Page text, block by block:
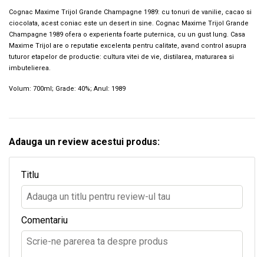
Cognac Maxime Trijol Grande Champagne 1989: cu tonuri de vanilie, cacao si
ciocolata, acest coniac este un desert in sine. Cognac Maxime Trijol Grande
Champagne 1989 ofera o experienta foarte puternica, cu un gust lung. Casa
Maxime Trijol are o reputatie excelenta pentru calitate, avand control asupra
tuturor etapelor de productie: cultura vitei de vie, distilarea, maturarea si
imbutelierea.
Volum: 700ml; Grade: 40%; Anul: 1989
Adauga un review acestui produs:
Titlu
Comentariu